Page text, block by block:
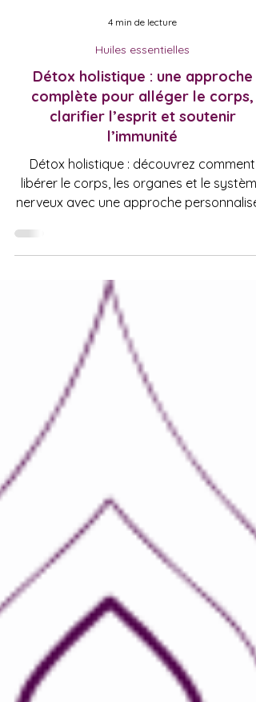
4 min de lecture
Huiles essentielles
Détox holistique : une approche
complète pour alléger le corps,
clarifier l’esprit et soutenir
l’immunité
Détox holistique : découvrez comment
libérer le corps, les organes et le système
nerveux avec une approche